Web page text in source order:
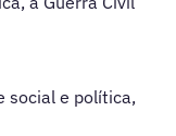
social e política,